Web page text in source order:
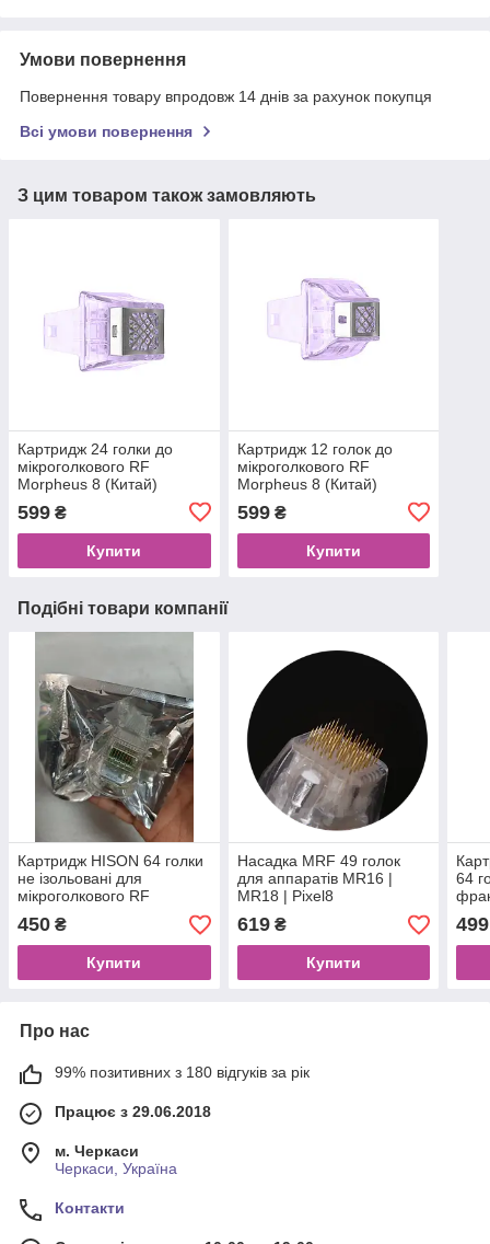
Умови повернення
Повернення товару впродовж 14 днів за рахунок покупця
Всі умови повернення
З цим товаром також замовляють
Картридж 24 голки до
мікроголкового RF
Morpheus 8 (Китай)
599 ₴
Купити
Картридж 12 голок до
мікроголкового RF
Morpheus 8 (Китай)
599₴
Купити
Подібні товари компанії
Картридж HISON 64 голки
не ізольовані для
мікроголкового RF
ліфтингу
450 ₴
Купити
Насадка MRF 49 голок
для аппаратів MR16 |
MR18 | Pixel8
619₴
Купити
64
499
Про нас
99% позитивних з 180 відгуків за рік
Працює з 29.06.2018
м. Черкаси
Черкаси, Україна
Контакти